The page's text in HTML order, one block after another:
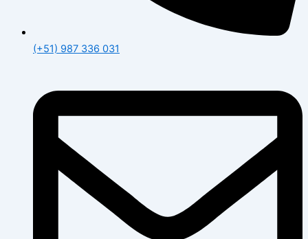
(+51) 987 336 031